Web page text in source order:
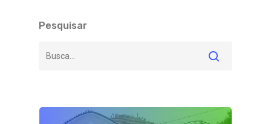
Pesquisar